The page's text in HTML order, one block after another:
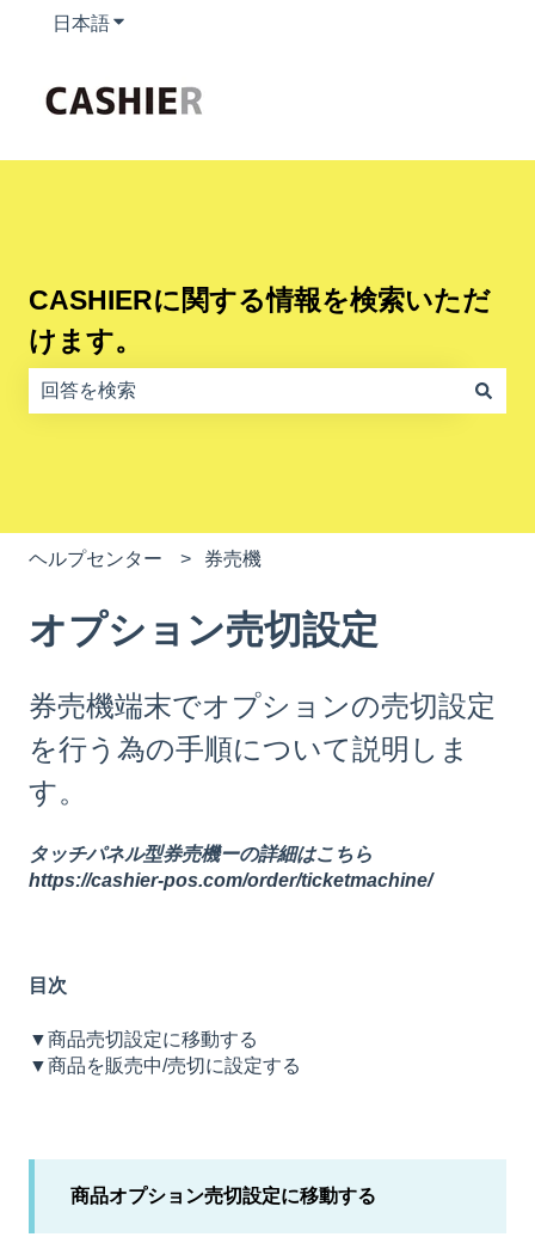
日本語翻訳のサブメニューを表示
CASHIERに関する情報を検索いただ
けます。
ヘルプセンター 券売機
オプション売切設定
券売機端末でオプションの売切設定
を行う為の手順について説明しま
す。
タッチパネル型券売機ーの詳細はこちら
https://cashier-pos.com/order/ticketmachine/
目次
▼商品売切設定に移動する
▼商品を販売中/売切に設定する
商品オプション売切設定に移動する